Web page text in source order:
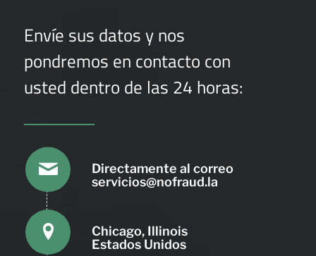
Envíe sus datos y nos
pondremos en contacto con
usted dentro de las 24 horas:
Directamente al correo
servicios@nofraud.la
Chicago, Illinois
Estados Unidos